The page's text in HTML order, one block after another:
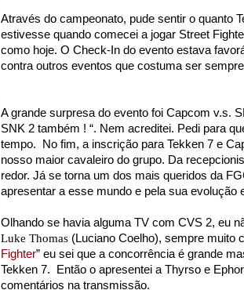
Através do campeonato, pude sentir o quanto
estivesse quando comecei a jogar Street
como hoje. O Check-In do evento estava
contra outros eventos que costuma ser
A grande surpresa do evento foi Capcom v.s.
SNK 2 também ! “. Nem acreditei. Pedi para
tempo.
No fim, a inscrição para Tekken 7 e
nosso maior cavaleiro do grupo. Da
redor. Já se torna um dos mais queridos da
apresentar a esse mundo e pela sua evolução
Olhando se havia alguma TV com CVS 2, eu
Luke Thomas (Luciano Coelho), sempre muito
Fighter” eu sei que a concorrência é grande
Tekken 7.
Então o apresentei a Thyrso e
comentários na transmissão.